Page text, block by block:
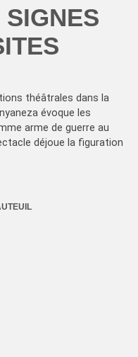
théâtrales dans la
évoque les
arme de guerre au
déjoue la figuration